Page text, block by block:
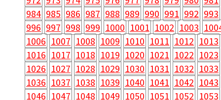
984 985 986 987 988 989 990 991 992 993
996 997 998 999 1000 1001 1002 1003
1006 1007 1008 1009 1010 1011 1012 1013
1016 1017 1018 1019 1020 1021 1022 1023
1026 1027 1028 1029 1030 1031 1032 1033
1036 1037 1038 1039 1040 1041 1042 1043
1046 1047 1048 1049 1050 1051 1052 1053